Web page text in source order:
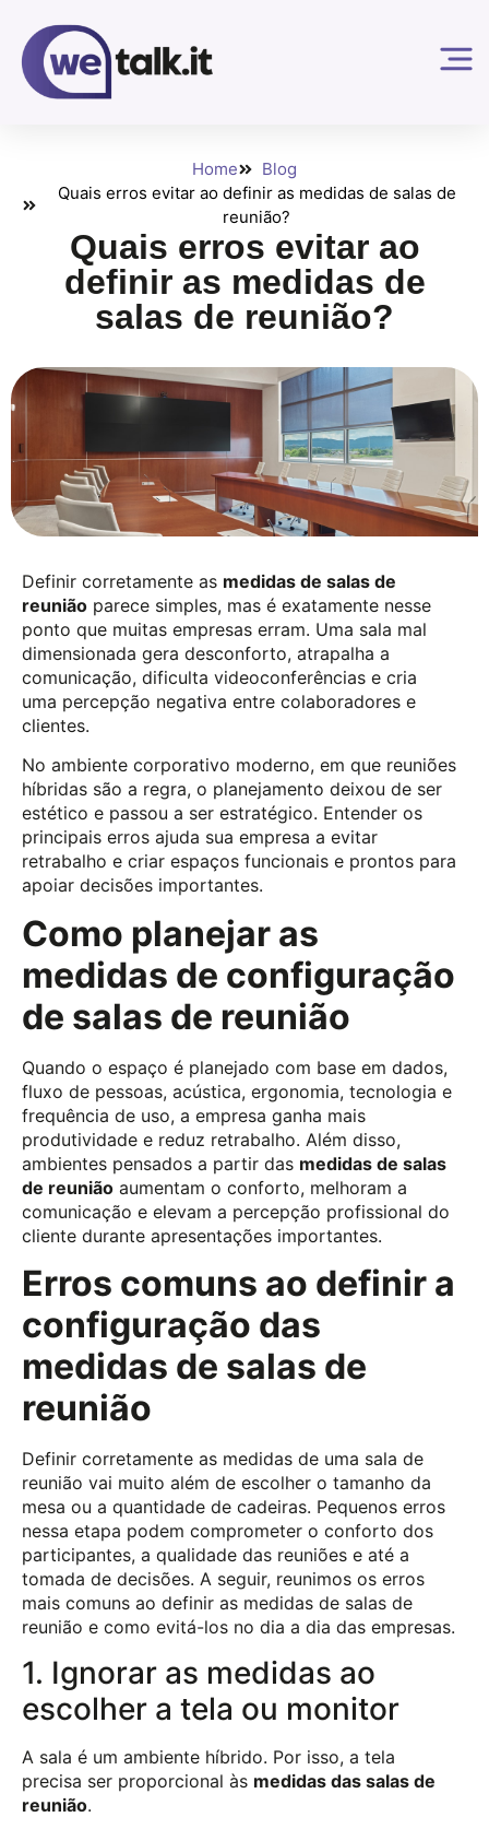
Home
Blog
Quais erros evitar ao definir as medidas de salas de
reunião?
Quais erros evitar ao
definir as medidas de
salas de reunião?
Definir corretamente as medidas de salas de
reunião parece simples, mas é exatamente nesse
ponto que muitas empresas erram. Uma sala mal
dimensionada gera desconforto, atrapalha a
comunicação, dificulta videoconferências e cria
uma percepção negativa entre colaboradores e
clientes.
No ambiente corporativo moderno, em que reuniões
híbridas são a regra, o planejamento deixou de ser
estético e passou a ser estratégico. Entender os
principais erros ajuda sua empresa a evitar
retrabalho e criar espaços funcionais e prontos para
apoiar decisões importantes.
Como planejar as
medidas de configuração
de salas de reunião
Quando o espaço é planejado com base em dados,
fluxo de pessoas, acústica, ergonomia, tecnologia e
frequência de uso, a empresa ganha mais
produtividade e reduz retrabalho. Além disso,
ambientes pensados a partir das medidas de salas
de reunião aumentam o conforto, melhoram a
comunicação e elevam a percepção profissional do
cliente durante apresentações importantes.
Erros comuns ao definir a
configuração das
medidas de salas de
reunião
Definir corretamente as medidas de uma sala de
reunião vai muito além de escolher o tamanho da
mesa ou a quantidade de cadeiras. Pequenos erros
nessa etapa podem comprometer o conforto dos
participantes, a qualidade das reuniões e até a
tomada de decisões. A seguir, reunimos os erros
mais comuns ao definir as medidas de salas de
reunião e como evitá-los no dia a dia das empresas.
1. Ignorar as medidas ao
escolher a tela ou monitor
A sala é um ambiente híbrido. Por isso, a tela
precisa ser proporcional às medidas das salas de
reunião.